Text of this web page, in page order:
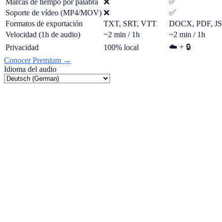
Soporte de vídeo (MP4/MOV) ❌
✅
Formatos de exportación
TXT, SRT, VTT
DOCX, PDF,
Velocidad (1h de audio)
~2 min / 1h
~2 min / 1h
Privacidad
100% local
☁️ + 🔒
Conocer Premium →
Idioma del audio